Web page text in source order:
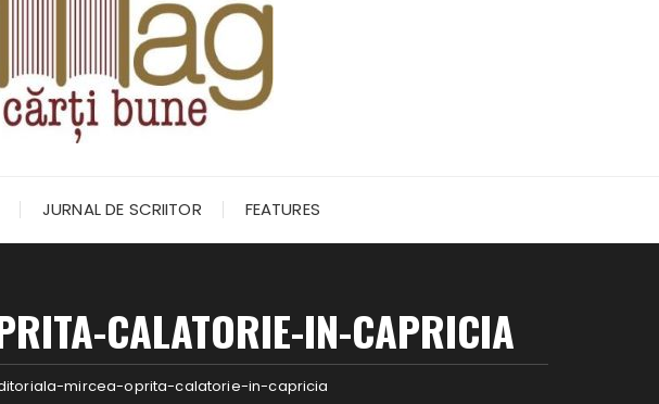
JURNAL DE SCRIITOR FEATURES
CALATORIE-IN-CAPRICIA
mircea-oprita-calatorie-in-capricia